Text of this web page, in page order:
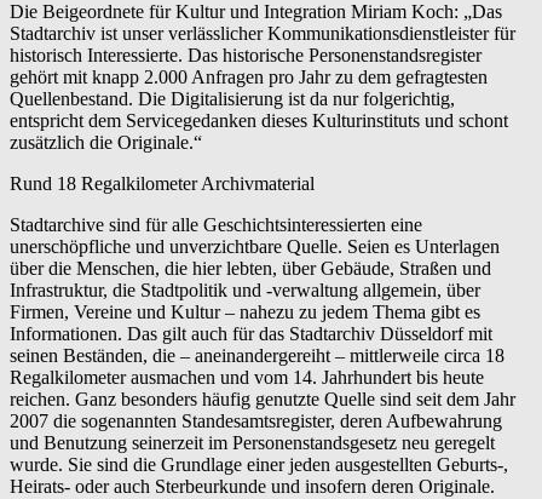
Die Beigeordnete für Kultur und Integration Miriam Koch: „Das
Stadtarchiv ist unser verlässlicher Kommunikationsdienstleister für
historisch Interessierte. Das historische Personenstandsregister
gehört mit knapp 2.000 Anfragen pro Jahr zu dem gefragtesten
Quellenbestand. Die Digitalisierung ist da nur folgerichtig,
entspricht dem Servicegedanken dieses Kulturinstituts und schont
zusätzlich die Originale.“
Rund 18 Regalkilometer Archivmaterial
Stadtarchive sind für alle Geschichtsinteressierten eine
unerschöpfliche und unverzichtbare Quelle. Seien es Unterlagen
über die Menschen, die hier lebten, über Gebäude, Straßen und
Infrastruktur, die Stadtpolitik und -verwaltung allgemein, über
Firmen, Vereine und Kultur – nahezu zu jedem Thema gibt es
Informationen. Das gilt auch für das Stadtarchiv Düsseldorf mit
seinen Beständen, die – aneinandergereiht – mittlerweile circa 18
Regalkilometer ausmachen und vom 14. Jahrhundert bis heute
reichen. Ganz besonders häufig genutzte Quelle sind seit dem Jahr
2007 die sogenannten Standesamtsregister, deren Aufbewahrung
und Benutzung seinerzeit im Personenstandsgesetz neu geregelt
wurde. Sie sind die Grundlage einer jeden ausgestellten Geburts-,
Heirats- oder auch Sterbeurkunde und insofern deren Originale.